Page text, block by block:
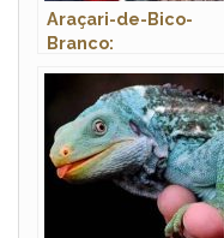
Araçari-de-Bico-
Branco:
Habitat e Fotos